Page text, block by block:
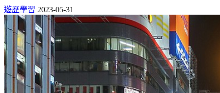
遊歷學習 2023-05-31